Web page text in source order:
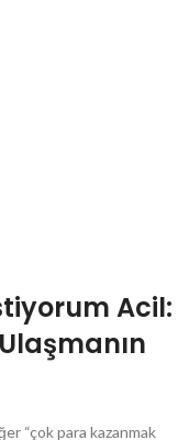
Acil:
“çok para kazanmak